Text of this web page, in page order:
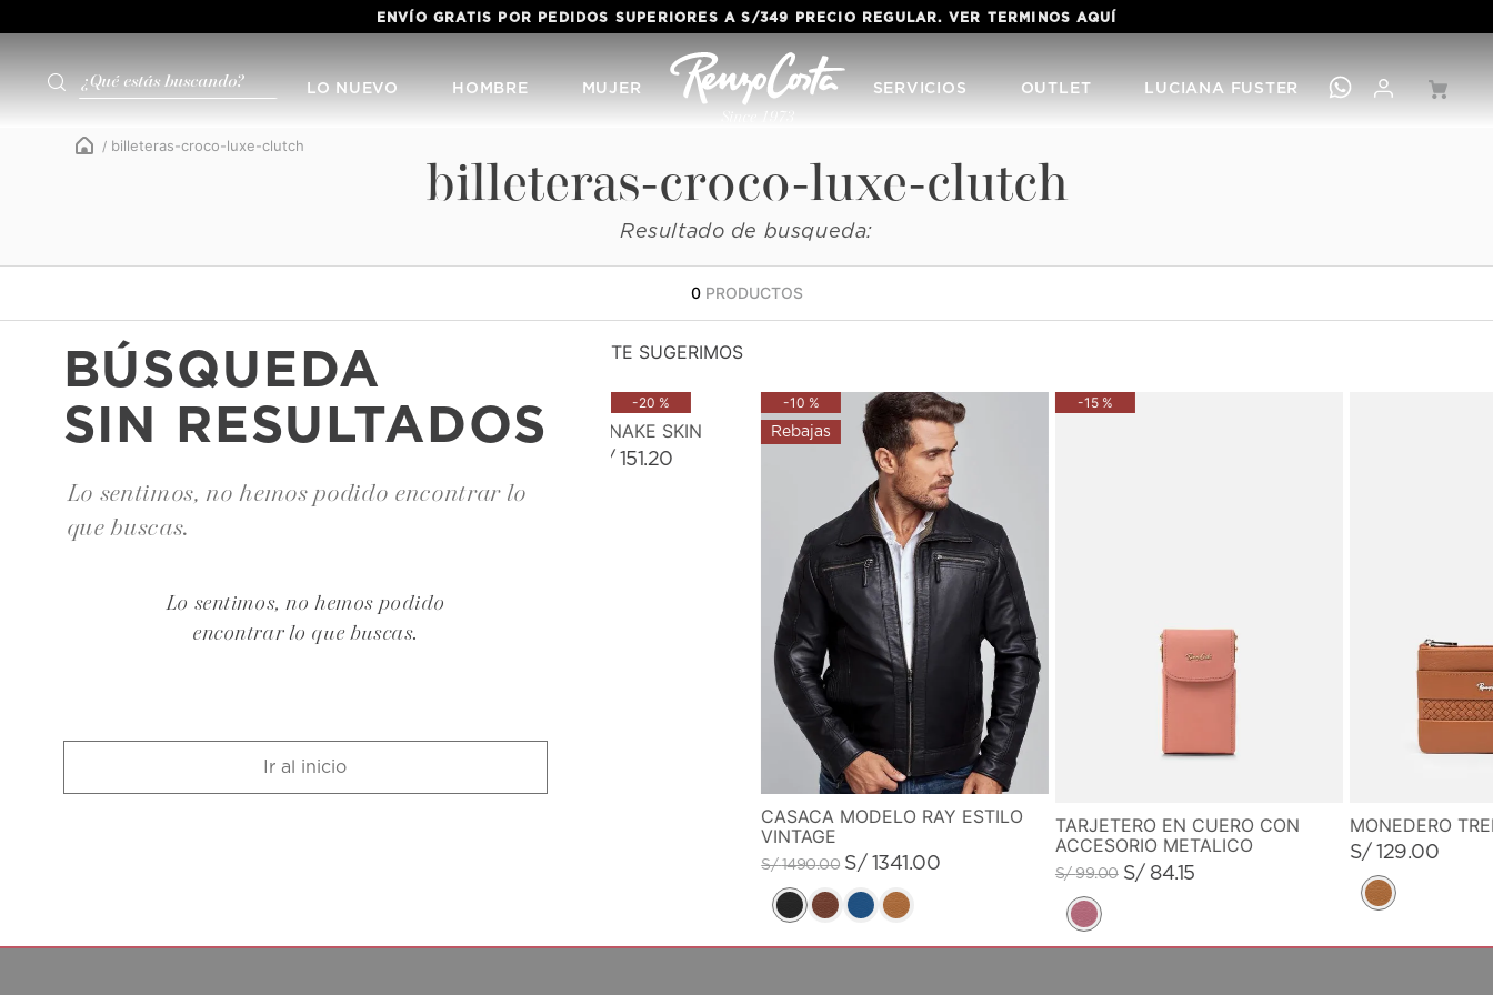
ENVÍO GRATIS POR PEDIDOS SUPERIORES A S/349 PRECIO REGULAR. VER TERMINOSAQUÍ
LO NUEVO HOMBRE MUJER SERVICIOS OUTLET LUCIANA FUSTER
billeteras-croco-luxe-clutch
billeteras-croco-luxe-clutch
Resultado de busqueda:
0 PRODUCTOS
BÚSQUEDA
SIN RESULTADOS
Lo sentimos, no hemos podido encontrar lo
que buscas.
Lo sentimos, no hemos podido
encontrar lo que buscas.
Ir al inicio
TE SUGERIMOS
-20 %
CORREA SNAKE SKIN
S/ 151.20
-10 %
CASACA MODELO RAY ESTILO
VINTAGE
S/ 1490.00 S/ 1341 .00
-15 %
TARJETERO EN CUERO CON
ACCESORIO METALICO
S/ 99.00 S/ 84.15
MONEDERO
S/ 129.00